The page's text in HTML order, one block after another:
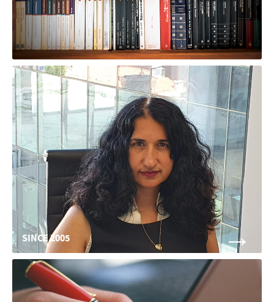
SINCE 2005 →